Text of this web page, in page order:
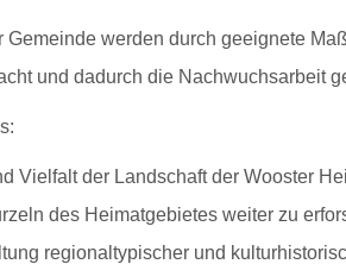
Gemeinde werden durch geeignete
und dadurch die Nachwuchsarbeit
Vielfalt der Landschaft der Wooster
des Heimatgebietes weiter zu
regionaltypischer und